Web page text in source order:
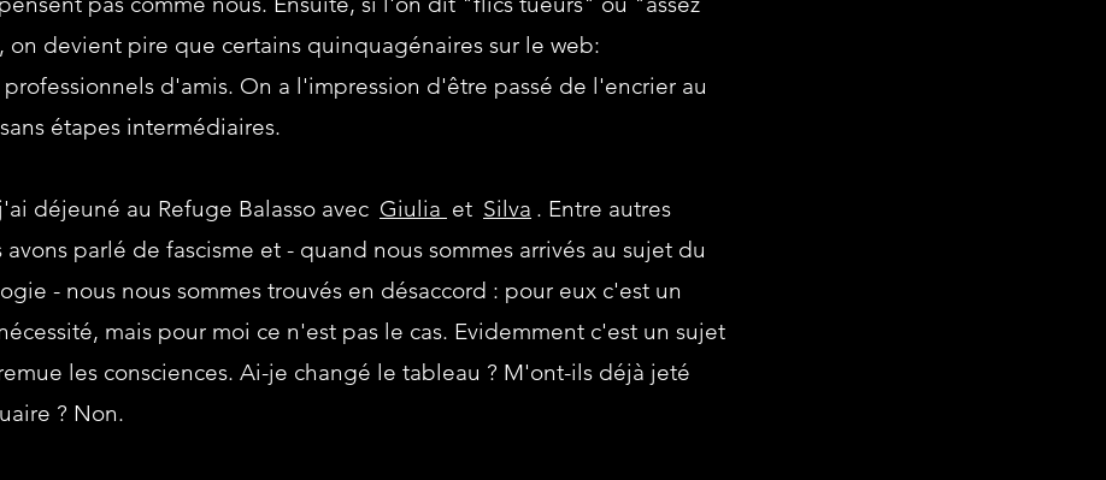
devient pire que certains quinquagénaires sur le web:
d'amis. On a l'impression d'être passé de l'encrier au
étapes intermédiaires.
déjeuné au Refuge Balasso avec Giulia et Silva . Entre autres
avons parlé de fascisme et - quand nous sommes arrivés au sujet du
- nous nous sommes trouvés en désaccord : pour eux c'est un
mais pour moi ce n'est pas le cas. Evidemment c'est un sujet
les consciences. Ai-je changé le tableau ? M'ont-ils déjà jeté
? Non.